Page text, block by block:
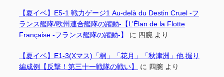
【夏イベ】E5-1 戦力ゲージ1 Au-delà du Destin Cruel -フ
ランス艦隊/欧州連合艦隊の躍動-【L’Élan de la Flotte
Française -フランス艦隊の躍動-】
に 四腕より
【夏イベ】E1-3(Xマス)「桐」「花月」「秋津洲」他 掘り
編成例【反撃！第三十一戦隊の戦い】
に 四腕より